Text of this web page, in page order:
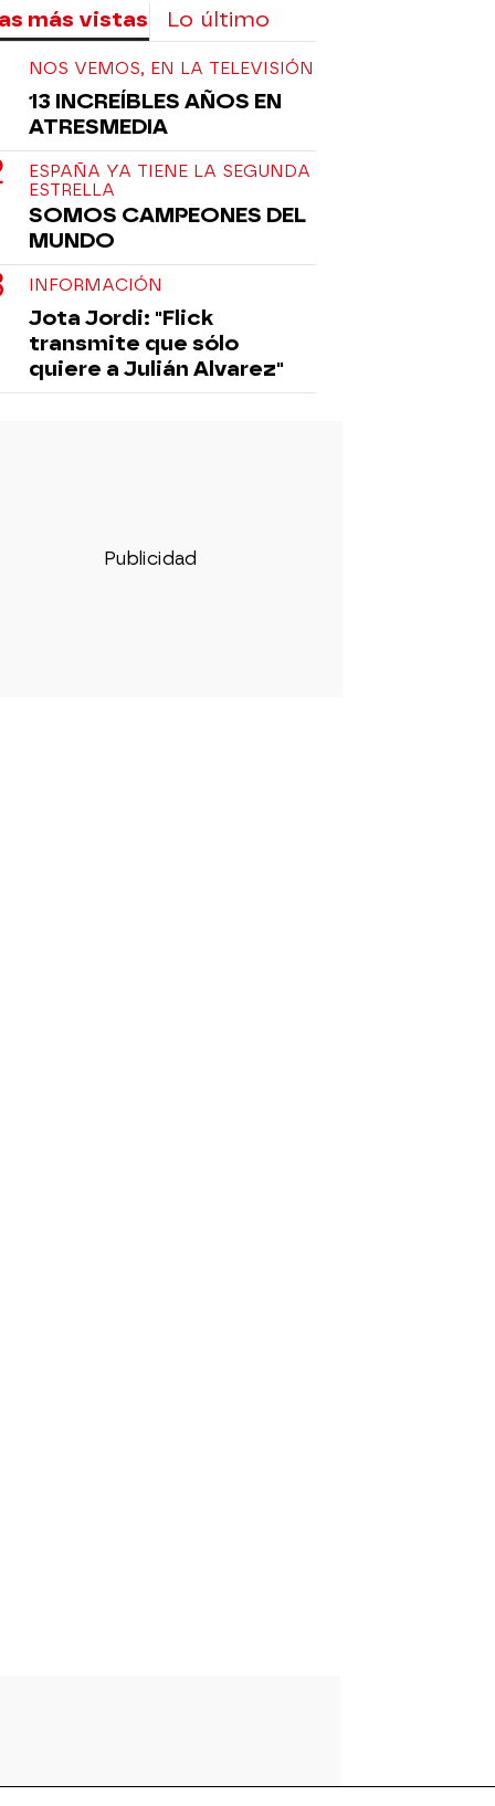
más vistas Lo último
NOS VEMOS, EN LA TELEVISIÓN
13 INCREÍBLES AÑOS EN
ATRESMEDIA
ESPAÑA YA TIENE LA SEGUNDA
ESTRELLA
SOMOS CAMPEONES DEL
MUNDO
INFORMACIÓN
Jota Jordi: "Flick
transmite que sólo
quiere a Julián Alvarez"